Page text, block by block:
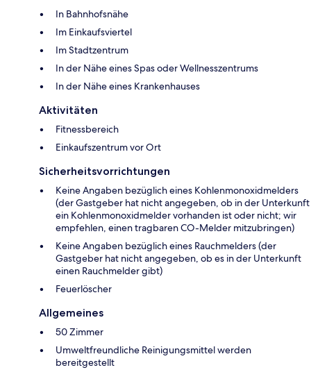
In Bahnhofsnähe
Im Einkaufsviertel
Im Stadtzentrum
In der Nähe eines Spas oder Wellnesszentrums
In der Nähe eines Krankenhauses
Aktivitäten
Fitnessbereich
Einkaufszentrum vor Ort
Sicherheitsvorrichtungen
Keine Angaben bezüglich eines Kohlenmonoxidmelders
(der Gastgeber hat nicht angegeben, ob in der Unterkunft
ein Kohlenmonoxidmelder vorhanden ist oder nicht; wir
empfehlen, einen tragbaren CO-Melder mitzubringen)
Keine Angaben bezüglich eines Rauchmelders (der
Gastgeber hat nicht angegeben, ob es in der Unterkunft
einen Rauchmelder gibt)
Feuerlöscher
Allgemeines
50 Zimmer
Umweltfreundliche Reinigungsmittel werden
bereitgestellt